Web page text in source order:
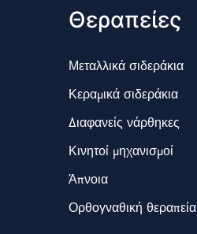
Θεραπείες
Μεταλλικά σιδεράκια
Κεραμικά σιδεράκια
Διαφανείς νάρθηκες
Κινητοί μηχανισμοί
Άπνοια
Ορθογναθική θεραπεία